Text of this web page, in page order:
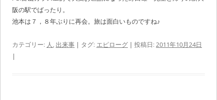
阪の駅でばったり。
池本は７，８年ぶりに再会。旅は面白いものですね♪
カテゴリー: 人, 出来事 | タグ: エピローグ | 投稿日: 2011年10月24日
|